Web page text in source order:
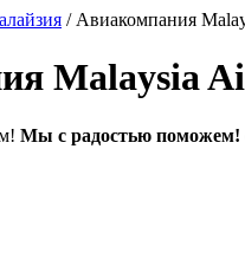
/ Авиакомпания
Malaysia
Мы с радостью поможем!